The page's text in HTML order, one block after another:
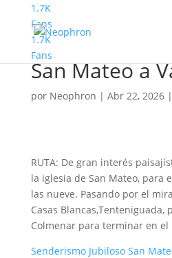
1.7K
Fans
1.7K
Fans
Senderismo
San Mateo a
por Neophron | Abr 22, 2026|
RUTA: De gran interés
la iglesia de San Mateo, para
las nueve. Pasando por el
Casas Blancas,Tenteniguada,
Colmenar para terminar en
Senderismo Jubiloso San